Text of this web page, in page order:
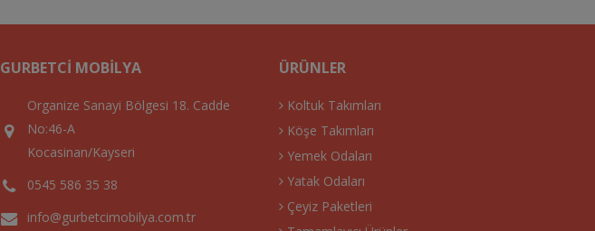
GURBETCI MOBILYA
Organize Sanayi Bölgesi 18. Cadde
No:46-A
Kocasinan/Kayseri
0545 586 35 38
info@gurbetcimobilya.com.tr
ÜRÜNLER
Koltuk Takımları
Köşe Takımları
Yemek Odaları
Yatak Odaları
Çeyiz Paketleri